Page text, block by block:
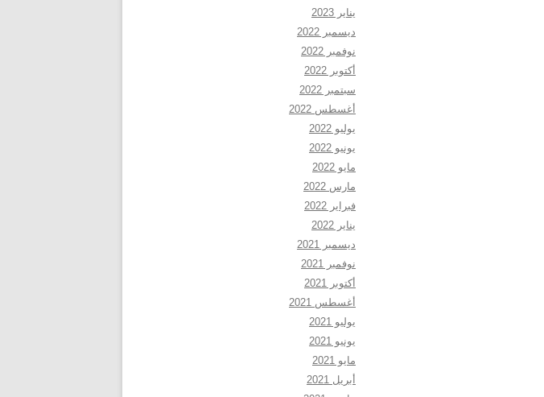
يناير 2023
ديسمبر 2022
نوفمبر 2022
أكتوبر 2022
سبتمبر 2022
أغسطس 2022
يوليو 2022
يونيو 2022
مايو 2022
مارس 2022
فبراير 2022
يناير 2022
ديسمبر 2021
نوفمبر 2021
أكتوبر 2021
أغسطس 2021
يوليو 2021
يونيو 2021
مايو 2021
أبريل 2021